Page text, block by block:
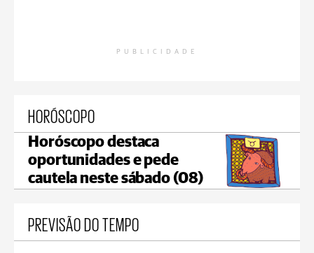
PUBLICIDADE
HORÓSCOPO
Horóscopo destaca
oportunidades e pede
cautela neste sábado (08)
PREVISÃO DO TEMPO